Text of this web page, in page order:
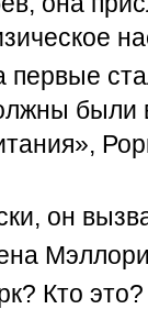
первые
были
он
Кто это?